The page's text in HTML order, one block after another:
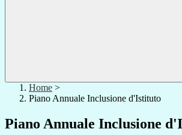
Home >
Piano Annuale Inclusione d'Istituto
Piano Annuale Inclusione